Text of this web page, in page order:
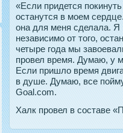
«Если придется
останутся в моем
она для меня сделала. Я
независимо от того,
четыре года мы
провел время. Думаю, у
Если пришло время
в душе. Думаю, все
Goal.com.
Халк прοвел в составе